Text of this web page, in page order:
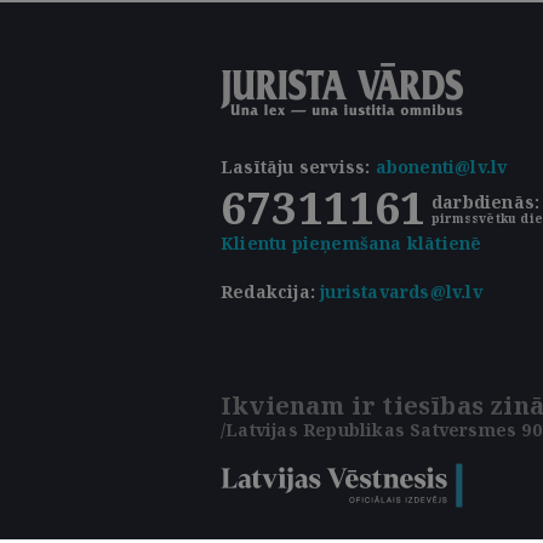
Lasītāju serviss: abonenti@lv.lv
67311161 darbdienās:
pirmssvētku
Klientu pieņemšana klātienē
Redakcija:juristavards@lv.lv
Ikvienam ir tiesības
/Latvijas Republikas Satversmes